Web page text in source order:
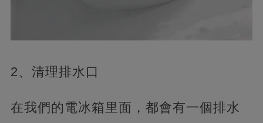
2、清理排水口
在我們的電冰箱里面，都會有一個排水